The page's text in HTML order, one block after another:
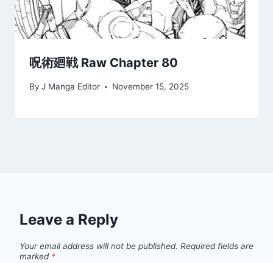
呪術廻戦 Raw Chapter 80
By J Manga Editor November 15, 2025
Leave a Reply
Your email address will not be published. Required fields are
marked *